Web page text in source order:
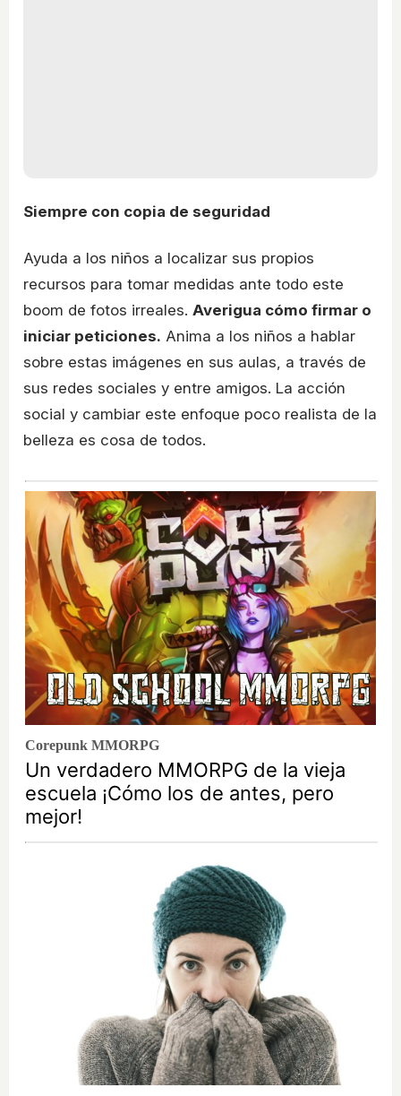
Siempre con copia de seguridad
Ayuda a los niños a localizar sus propios
recursos para tomar medidas ante todo este
boom de fotos irreales. Averigua cómo firmar o
iniciar peticiones. Anima a los niños a hablar
sobre estas imágenes en sus aulas, a través de
sus redes sociales y entre amigos. La acción
social y cambiar este enfoque poco realista de la
belleza es cosa de todos.
Corepunk MMORPG
Un verdadero MMORPG de la vieja
escuela ¡Cómo los de antes, pero
mejor!